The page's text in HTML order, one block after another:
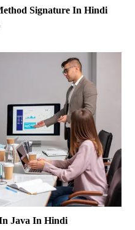
Signature In Hindi
Java In Hindi